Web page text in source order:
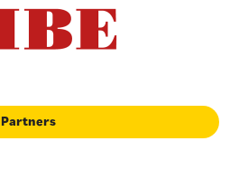
Partners